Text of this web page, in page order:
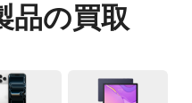
品の買取